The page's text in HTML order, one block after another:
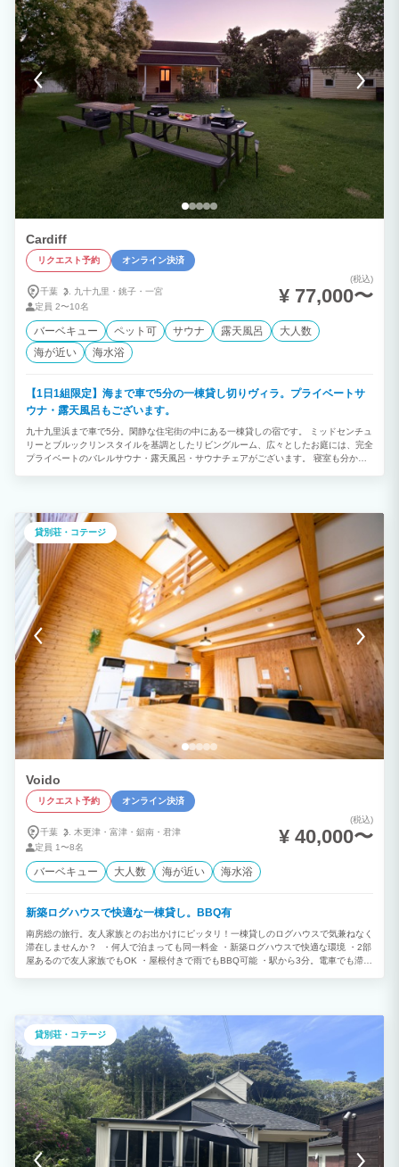
ます。 特徴③：スイートコテージ １⼈〜２⼈の宿泊可能な⼀⼾建てコテージ（ダブ
ルベッド×１）をベッドルームとして利用できます。 皆でパーティルームやアウトサイ
ドテラスで楽しく過ごし、就寝時はそれぞれのコテージでゆっくりとお休みすることが
出来ます。複数⼈のご家族様や友達グループ、プチ社員旅行に最適です！ ♦注意事項♦
ご宿泊者の方々、皆様が快適にお過ごし頂けるように22：00～7：00のクワイエット
タイムを設けております。その為、通常時は共用スペースである、パーティールームと
バスルームは23時には消灯・施錠を行う為、御利用時間はチエックイン～23：00まで
としておりますので、ご理解頂ければ幸いです。又、バスルームのご利用は翌日7時～
チエックアウトのお時間もご利用が可能です。
Cardiff
リクエスト予約 オンライン決済
千葉 九十九里・ 銚子・ 一宮
定員 2〜10名
(税込)
¥ 77,000〜
バーベキュー ペット可 サウナ 露天風呂
大人数
海が近い
海水浴
【1日1組限定】海まで車で5分の一棟貸し切りヴィラ。プライベートサ
ウナ・露天風呂もございます。
九十九里浜まで車で5分。閑静な住宅街の中にある一棟貸しの宿です。 ミッドセンチュ
リーとブルックリンスタイルを基調としたリビングルーム、広々としたお庭には、完全
プライベートのバレルサウナ・露天風呂・サウナチェアがございます。 寝室も分かれ
貸別荘・コテージ
Voido
リクエスト予約 オンライン決済
千葉 木更津・ 富津・ 鋸南・ 君津
定員 1〜8名
(税込)
¥ 40,000〜
バーベキュー 大人数 海が近い 海水浴
新築ログハウスで快適な一棟貸し。BBQ有
南房総の旅行。友人家族とのお出かけにピッタリ！一棟貸しのログハウスで気兼ねなく
滞在しませんか？ ・何人で泊まっても同一料金 ・新築ログハウスで快適な環境 ・2部
屋あるので友人家族でもOK ・屋根付きで雨でもBBQ可能 ・駅から3分。電車でも滞在
貸別荘・コテージ